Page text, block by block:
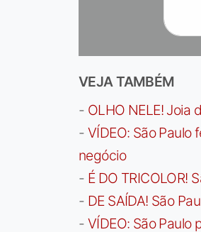
VEJA TAMBÉM
- OLHO NELE! Joia
- VÍDEO: São
negócio
- É DO TRICOLOR!
- DE SAÍDA! São
- VÍDEO: São